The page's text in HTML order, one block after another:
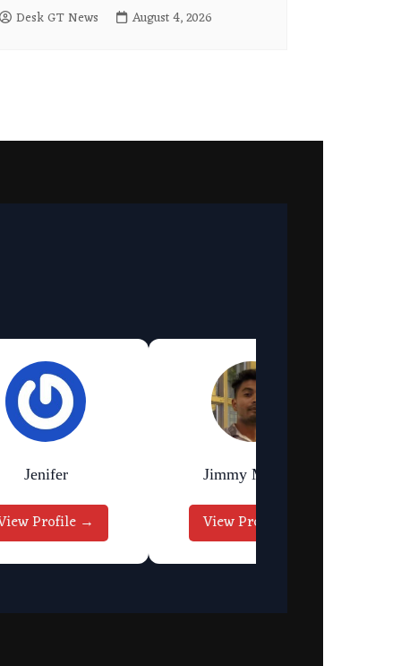
Desk GT News August 4, 2026
Jenifer
Profile →
Jimmy Murmu
View Profile →